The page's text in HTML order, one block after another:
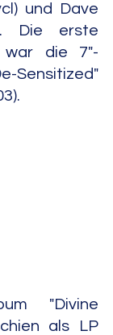
und Dave
Die erste
war die 7"-
"Divine
als LP